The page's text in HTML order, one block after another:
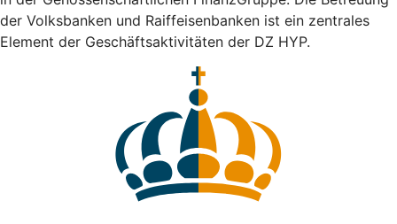
der Volksbanken und Raiffeisenbanken ist ein zentrales
Element der Geschäftsaktivitäten der DZ HYP.